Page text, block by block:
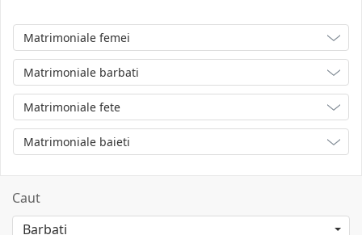
Matrimoniale femei
Matrimoniale barbati
Matrimoniale fete
Matrimoniale baieti
Caut